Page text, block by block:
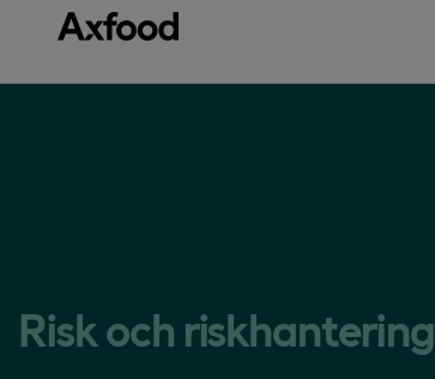
Gå direkt till innehåll
Risk och riskhantering